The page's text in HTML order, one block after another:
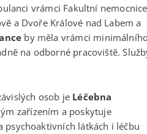
vrámci Fakultní nemocnice
a Dvoře Králové nad Labem a
by měla vrámci
na odborné pracoviště.
osob je Léčebna
zařízením a poskytuje
psychoaktivních látkách i léčbu